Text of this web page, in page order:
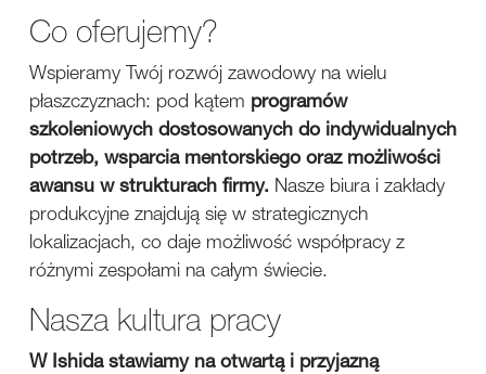
Co oferujemy?
Wspieramy Twój rozwój zawodowy na wielu
płaszczyznach: pod kątem programów
szkoleniowych dostosowanych do indywidualnych
potrzeb, wsparcia mentorskiego oraz możliwości
awansu w strukturach firmy. Nasze biura i zakłady
produkcyjne znajdują się w strategicznych
lokalizacjach, co daje możliwość współpracy z
różnymi zespołami na całym świecie.
Nasza kultura pracy
W Ishida stawiamy na otwartą i przyjazną